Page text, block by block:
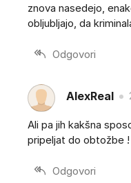
znova nasedejo,
obljubljajo, da
Odgovori
AlexReal
Ali pa jih kakšna
pripeljat do obtožbe !
Odgovori